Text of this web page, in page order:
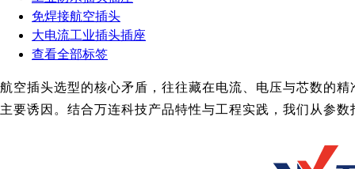
免焊接航空插头
大电流工业插头插座
查看全部标签
航空插头选型的核心矛盾，往往藏在电流、电压与芯数的
主要诱因。结合万连科技产品特性与工程实践， 我们 从参数